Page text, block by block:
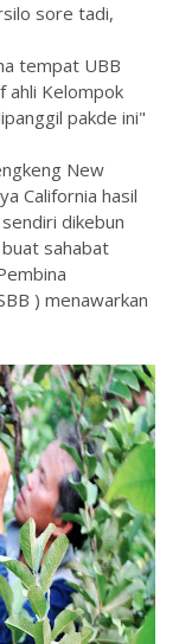
sore tadi,
tempat UBB
ahli Kelompok
pakde ini"
New
California hasil
dikebun
sahabat
) menawarkan